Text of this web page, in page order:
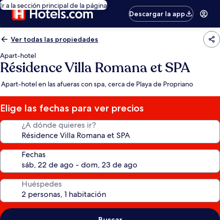
Ir a la sección principal de la página
Descargar la app
Ver todas las propiedades
Apart-hotel
Résidence Villa Romana et SPA
Apart-hotel en las afueras con spa, cerca de Playa de Propriano
Elige las fechas para ver precios
¿A dónde quieres ir?
Fechas
Huéspedes